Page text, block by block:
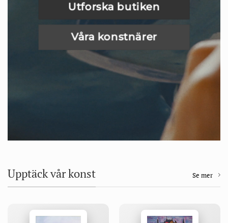
Utforska butiken
Våra konstnärer
Upptäck vår konst Se mer